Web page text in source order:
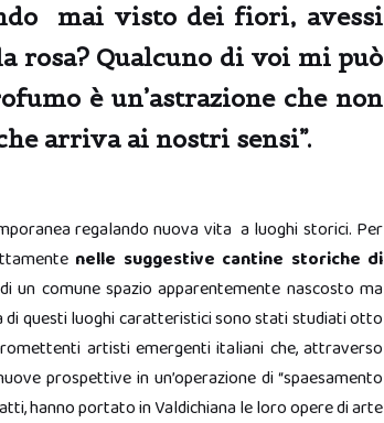
mai visto dei fiori, avessi
rosa? Qualcuno di voi mi può
è un’astrazione che non
arriva ai nostri sensi”.
regalando nuova vita a luoghi storici. Per
nelle suggestive cantine storiche di
un comune spazio apparentemente nascosto ma
questi luoghi caratteristici sono stati studiati otto
artisti emergenti italiani che, attraverso
prospettive in un’operazione di “spaesamento
hanno portato in Valdichiana le loro opere di arte